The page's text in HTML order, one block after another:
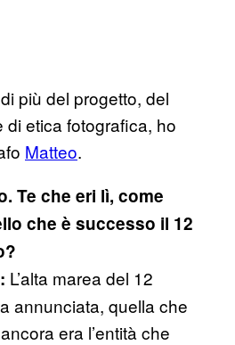
più del progetto, del
di etica fotografica, ho
Matteo.
Te che eri lì, come
che è successo il 12
L’alta marea del 12
annunciata, quella che
era l’entità che